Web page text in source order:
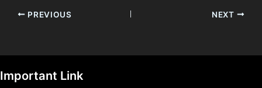
PREVIOUS NEXT
Important Link